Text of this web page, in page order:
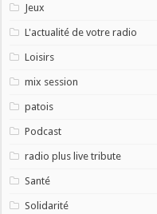
Jeux
L'actualité de votre radio
Loisirs
mix session
patois
Podcast
radio plus live tribute
Santé
Solidarité